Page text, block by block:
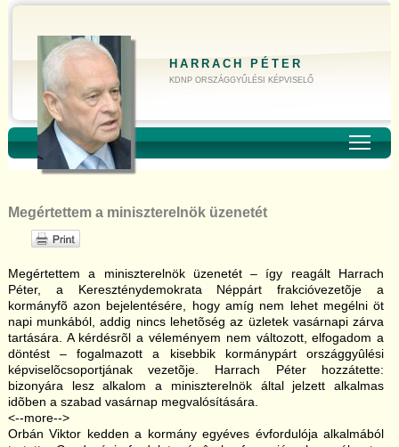
HARRACH PÉTER
KDNP ORSZÁGGYŰLÉSI KÉPVISELŐ
Megértettem a miniszterelnök üzenetét
Megértettem a miniszterelnök üzenetét – így reagált Harrach
Péter, a Kereszténydemokrata Néppárt frakcióvezetõje a
kormányfõ azon bejelentésére, hogy amíg nem lehet megélni öt
napi munkából, addig nincs lehetõség az üzletek vasárnapi zárva
tartására. A kérdésrõl a véleményem nem változott, elfogadom a
döntést – fogalmazott a kisebbik kormánypárt országgyûlési
képviselõcsoportjának vezetõje. Harrach Péter hozzátette:
bizonyára lesz alkalom a miniszterelnök által jelzett alkalmas
idõben a szabad vasárnap megvalósítására.
<--more-->
Orbán Viktor kedden a kormány egyéves évfordulója alkalmából